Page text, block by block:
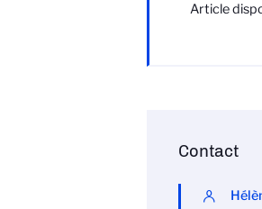
Article
Contact